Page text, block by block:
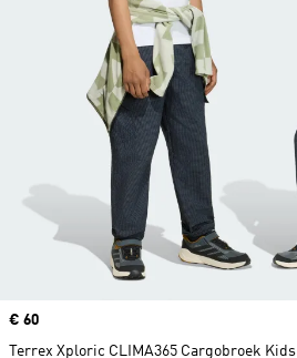
Price
€ 60
Terrex Xploric CLIMA365 Cargobroek Kids